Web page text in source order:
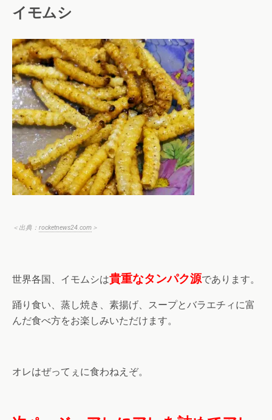
イモムシ
＜出典： rocketnews24.com ＞
世界各国、イモムシは貴重なタンパク源であります。
踊り食い、蒸し焼き、素揚げ、スープとバラエチィに富
んだ食べ方をお楽しみいただけます。
オレはぜってぇに食わねえぞ。